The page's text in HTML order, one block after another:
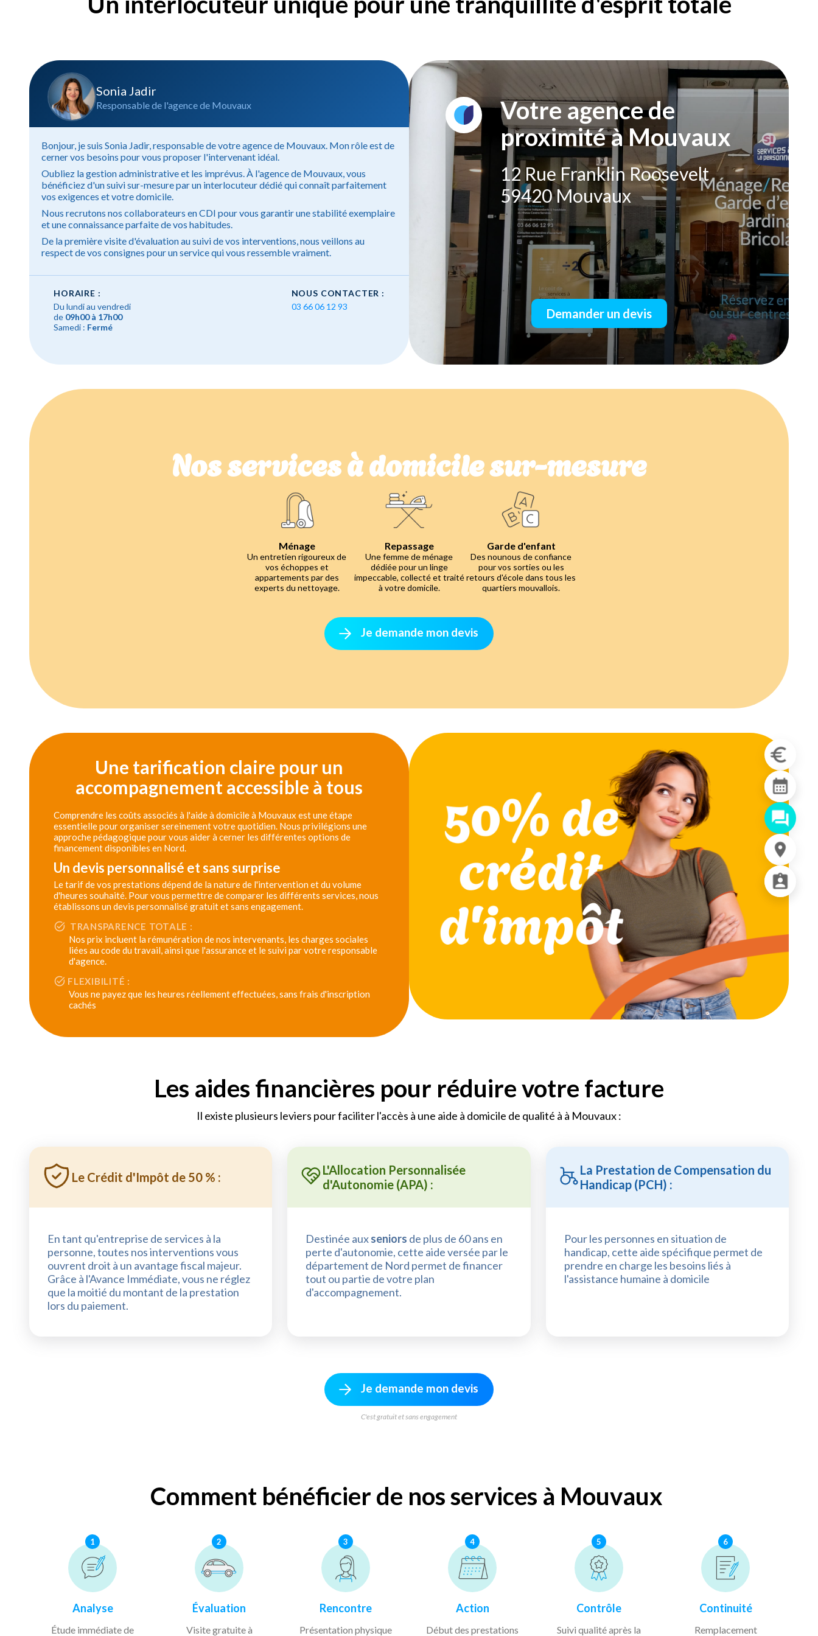
Sonia Jadir
Responsable de l'agence de Mouvaux
Bonjour, je suis Sonia Jadir, responsable de votre agence de Mouvaux. Mon rôle est de
cerner vos besoins pour vous proposer l'intervenant idéal.
Oubliez la gestion administrative et les imprévus. À l'agence de Mouvaux, vous
bénéficiez d'un suivi sur-mesure par un interlocuteur dédié qui connaît parfaitement
vos exigences et votre domicile.
Nous recrutons nos collaborateurs en CDI pour vous garantir une stabilité exemplaire
et une connaissance parfaite de vos habitudes.
De la première visite d'évaluation au suivi de vos interventions, nous veillons au
respect de vos consignes pour un service qui vous ressemble vraiment.
HORAIRE :
Du lundi au vendredi
de 09h00 à 17h00
Samedi : Fermé
NOUS CONTACTER :
03 66 06 12 93
Votre agence de
proximité à Mouvaux
12 Rue Franklin Roosevelt
59420 Mouvaux
Demander un devis
Nos services à domicile sur-mesure
Ménage
Un entretien rigoureux de
vos échoppes et
appartements par des
experts du nettoyage.
Repassage
Une femme de ménage
dédiée pour un linge
impeccable, collecté et traité
à votre domicile.
Garde d'enfant
Des nounous de confiance
pour vos sorties ou les
retours d'école dans tous les
quartiers mouvallois.
Je demande mon devis
Une tarification claire pour un
accompagnement accessible à tous
Comprendre les coûts associés à l'aide à domicile à Mouvaux est une étape
essentielle pour organiser sereinement votre quotidien. Nous privilégions une
approche pédagogique pour vous aider à cerner les différentes options de
financement disponibles en Nord.
Un devis personnalisé et sans surprise
Le tarif de vos prestations dépend de la nature de l'intervention et du volume
d'heures souhaité. Pour vous permettre de comparer les différents services, nous
établissons un devis personnalisé gratuit et sans engagement.
TRANSPARENCE TOTALE :
Nos prix incluent la rémunération de nos intervenants, les charges sociales
liées au code du travail, ainsi que l'assurance et le suivi par votre responsable
d'agence.
FLEXIBILITÉ :
Vous ne payez que les heures réellement effectuées, sans frais d'inscription
cachés
Les aides financières pour réduire votre facture
Il existe plusieurs leviers pour faciliter l'accès à une aide à domicile de qualité à à Mouvaux :
Le Crédit d'Impôt de 50 % :
En tant qu'entreprise de services à la
personne, toutes nos interventions vous
ouvrent droit à un avantage fiscal majeur.
Grâce à l'Avance Immédiate, vous ne réglez
que la moitié du montant de la prestation
lors du paiement.
L'Allocation Personnalisée
d'Autonomie (APA) :
Destinée auxseniors de plus de 60 ans en
perte d'autonomie, cette aide versée par le
département de Nord permet de financer
tout ou partie de votre plan
d'accompagnement.
La Prestation de Compensation du
Handicap (PCH) :
Pour les personnes en situation de
handicap, cette aide spécifique permet de
prendre en charge les besoins liés à
l'assistance humaine à domicile
Je demande mon devis
C'est gratuit et sans engagement
Comment bénéficier de nos services à Mouvaux
1
Analyse
Étude immédiate de
2
Évaluation
Visite gratuite à
3
Rencontre
Présentation physique
4
Action
Début des prestations
5
Contrôle
Suivi qualité après la
6
Continuité
Remplacement